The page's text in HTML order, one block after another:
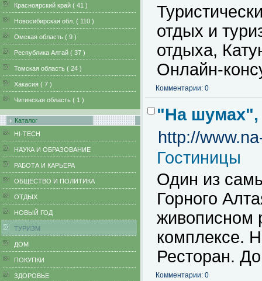
Красноярский край ( 41 )
Новосибирская обл. ( 110 )
Омская область ( 9 )
Республика Алтай ( 37 )
Томская область ( 24 )
Хакасия ( 7 )
Читинская область ( 1 )
Каталог
HI-TECH
НАУКА И ОБРАЗОВАНИЕ
РАБОТА И КАРЬЕРА
ОБЩЕСТВО И ПОЛИТИКА
ОТДЫХ
НОВЫЙ ГОД
ТУРИЗМ
ДОМ
ПОКУПКИ
ЗДОРОВЬЕ
отдых и
отдыха,
Онлайн-
Комментарии: 0
"На шумах",
http://
Гостиницы
Один из
Горного
живописном
комплексе.
Ресторан.
Комментарии: 0